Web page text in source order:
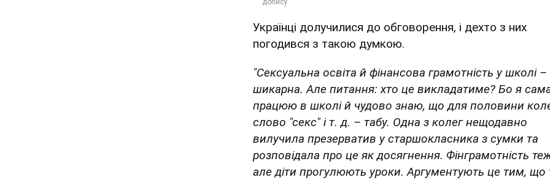
Українці долучилися до обговорення, і дехто з них
погодився з такою думкою.
"Сексуальна освіта й фінансова грамотність у школі –
шикарна. Але питання: хто це викладатиме? Бо я
працюю в школі й чудово знаю, що для половини
слово "секс" і т. д. – табу. Одна з колег нещодавно
вилучила презерватив у старшокласника з сумки та
розповідала про це як досягнення. Фінграмотність
але діти прогулюють уроки. Аргументують це тим, що